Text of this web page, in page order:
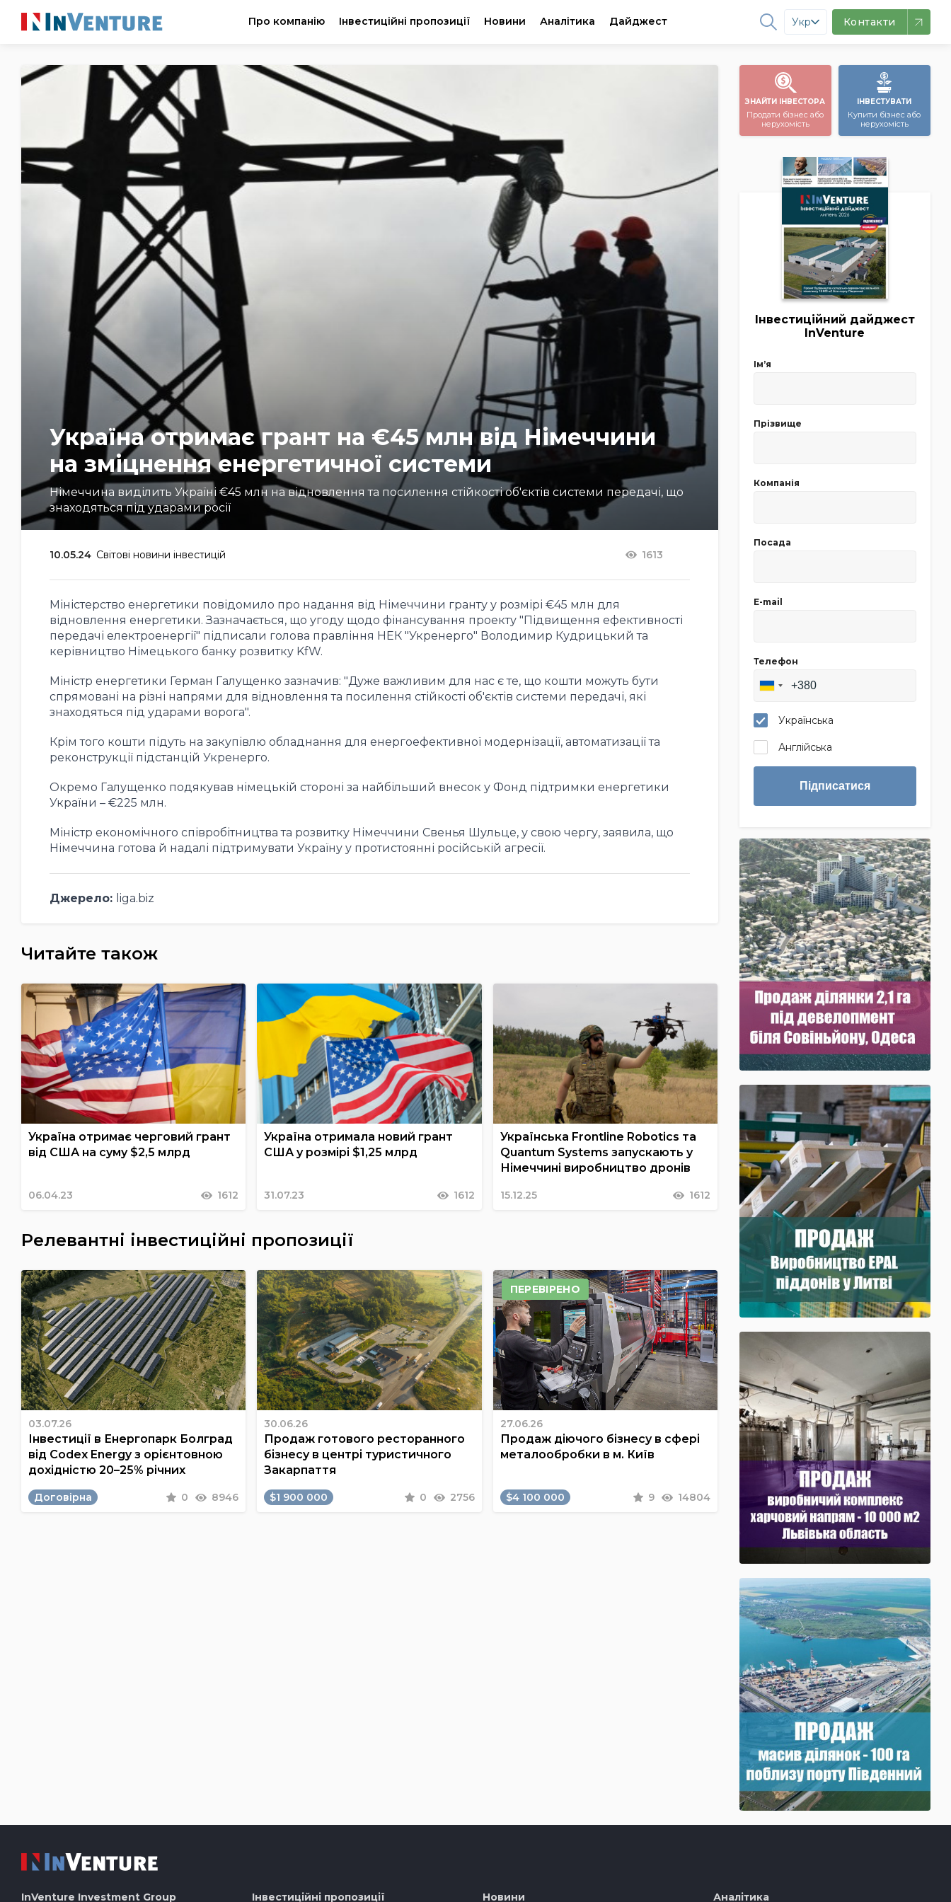
Про компанію Інвестиційні пропозиції Новини Аналітика Дайджест Укр Контакти
Україна отримає грант на €45 млн від Німеччини
на зміцнення енергетичної системи
Німеччина виділить Україні €45 млн на відновлення та посилення стійкості об'єктів системи передачі, що
знаходяться під ударами росії
10.05.24 Світові новини інвестицій 1613
Міністерство енергетики повідомило про надання від Німеччини гранту у розмірі €45 млн для
відновлення енергетики. Зазначається, що угоду щодо фінансування проекту "Підвищення ефективності
передачі електроенергії" підписали голова правління НЕК "Укренерго" Володимир Кудрицький та
керівництво Німецького банку розвитку KfW.
Міністр енергетики Герман Галущенко зазначив: "Дуже важливим для нас є те, що кошти можуть бути
спрямовані на різні напрями для відновлення та посилення стійкості об'єктів системи передачі, які
знаходяться під ударами ворога".
Крім того кошти підуть на закупівлю обладнання для енергоефективної модернізації, автоматизації та
реконструкції підстанцій Укренерго.
Окремо Галущенко подякував німецькій стороні за найбільший внесок у Фонд підтримки енергетики
України – €225 млн.
Міністр економічного співробітництва та розвитку Німеччини Свенья Шульце, у свою чергу, заявила, що
Німеччина готова й надалі підтримувати Україну у протистоянні російській агресії.
Джерело: liga.biz
Читайте також
Україна отримає черговий грант
від США на суму $2,5 млрд
06.04.23 1612
Україна отримала новий грант
США у розмірі $1,25 млрд
31.07.23 1612
Українська Frontline Robotics та
Quantum Systems запускають у
Німеччині виробництво дронів
15.12.25 1612
Релевантні інвестиційні пропозиції
03.07.26
Інвестиції в Енергопарк Болград
від Codex Energy з орієнтовною
дохідністю 20–25% річних
Договірна 0 8946
30.06.26
Продаж готового ресторанного
бізнесу в центрі туристичного
Закарпаття
$1 900 000 0 2756
ПЕРЕВІРЕНО
27.06.26
Продаж діючого бізнесу в сфері
металообробки в м. Київ
$4 100 000 9 14804
ЗНАЙТИ ІНВЕСТОРА
Продати бізнес або
нерухомість
ІНВЕСТУВАТИ
Купити бізнес або
нерухомість
Інвестиційний дайджест
InVenture
Імʼя
Прізвище
Компанія
Посада
E-mail
Телефон
Українська
Англійська
Підписатися
InVenture Investment Group Інвестиційні пропозиції Новини Аналітика